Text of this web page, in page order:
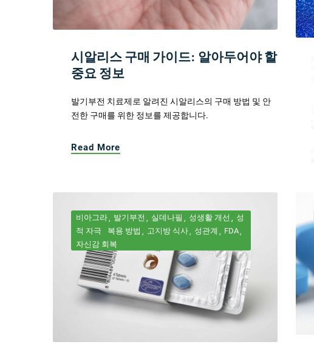
시알리스 구매 가이드: 알아두어야 할
중요 정보
발기부전 치료제로 알려진 시알리스의 구매 방법 및 안
전한 구매를 위한 정보를 제공합니다.
Read More
비아그라 발기부전 실데나필 성생활 개선
성
적 자극
복용 방법 고지방 식사 성관계
FDA
자신감 회복